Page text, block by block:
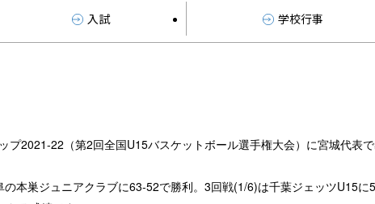
入試 学校行事
2021-22（第2回全国U15バスケットボール選手権大会）に宮城代表
本巣ジュニアクラブに63-52で勝利。3回戦(1/6)は千葉ジェッツU15に